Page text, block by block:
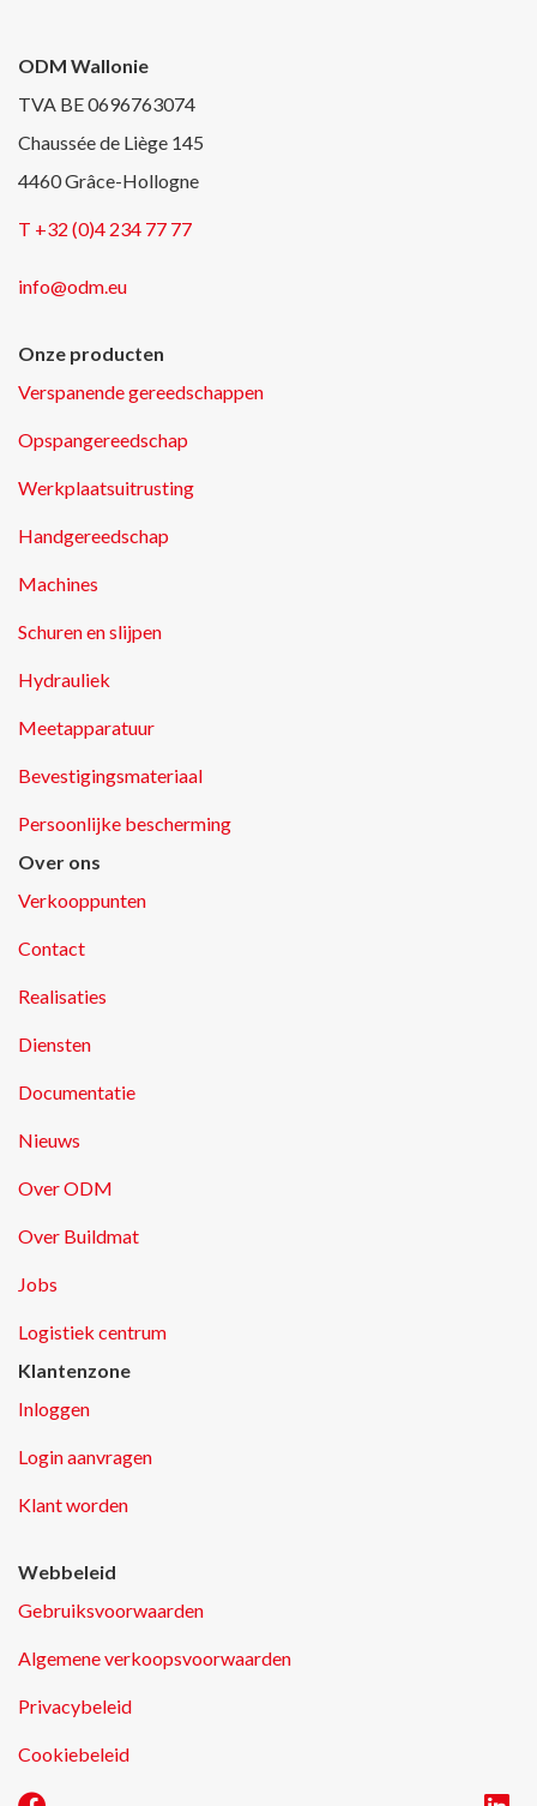
ODM Wallonie
TVA BE 0696763074
Chaussée de Liège 145
4460 Grâce-Hollogne
T +32 (0)4 234 77 77
info@odm.eu
Onze producten
Verspanende gereedschappen
Opspangereedschap
Werkplaatsuitrusting
Handgereedschap
Machines
Schuren en slijpen
Hydrauliek
Meetapparatuur
Bevestigingsmateriaal
Persoonlijke bescherming
Over ons
Verkooppunten
Contact
Realisaties
Diensten
Documentatie
Nieuws
Over ODM
Over Buildmat
Jobs
Logistiek centrum
Klantenzone
Inloggen
Login aanvragen
Klant worden
Webbeleid
Gebruiksvoorwaarden
Algemene verkoopsvoorwaarden
Privacybeleid
Cookiebeleid